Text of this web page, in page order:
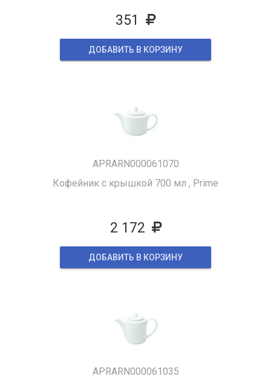
351
ДОБАВИТЬ В КОРЗИНУ
APRARN000061070
Кофейник с крышкой 700 мл , Prime
2 172
ДОБАВИТЬ В КОРЗИНУ
APRARN000061035